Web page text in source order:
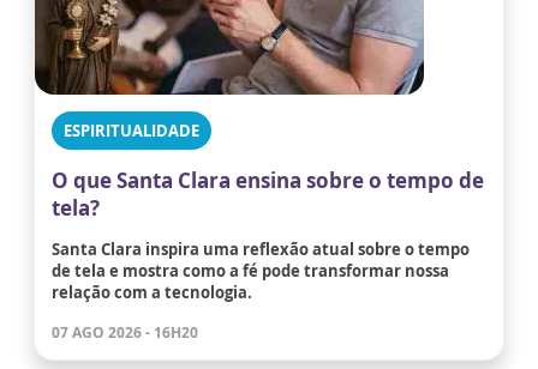
ESPIRITUALIDADE
O que Santa Clara ensina sobre o tempo de
tela?
Santa Clara inspira uma reflexão atual sobre o tempo
de tela e mostra como a fé pode transformar nossa
relação com a tecnologia.
07 AGO 2026 - 16H20